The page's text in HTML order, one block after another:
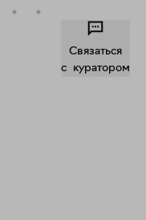
Связаться
c куратором